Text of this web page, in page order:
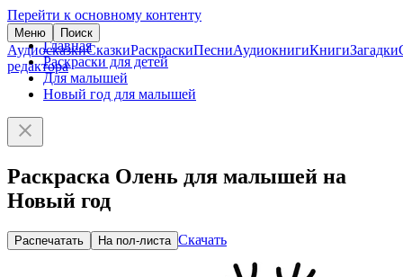
Перейти к основному контенту
Меню Поиск
АудиосказкиСказкиРаскраскиПесниАудиокнигиКнигиЗагадки
редактора
Главная
Раскраски для детей
Для малышей
Новый год для малышей
Раскраска Олень для малышей на
Новый год
Распечатать На пол-листа Скачать